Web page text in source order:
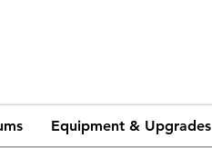
Equipment & Upgrades